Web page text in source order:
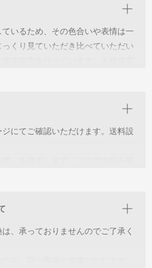
いるため、その色合いや表情は一
くり見ていただき比べていただい
の特徴をご理解いただいた上でご
イメージが違うなどの返品交換は
承ください。
にてご確認いただけます。送料設
、承っておりませんのでご了承く